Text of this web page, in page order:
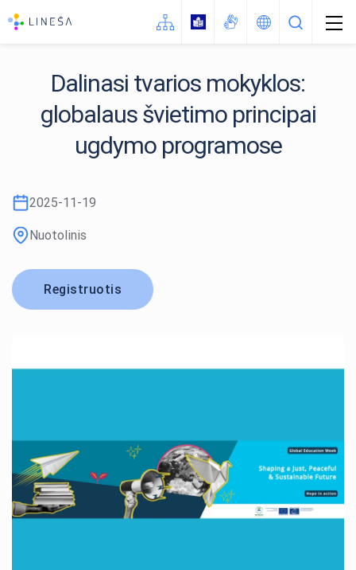
Naujienos
Apie LINEŠA
Kontaktai
Olimpiados
Konkursai
DofE
Projektai
Stovyklos ir edukacijos
Dalinasi tvarios mokyklos:
globalaus švietimo principai
ugdymo programose
2025-11-19
Nuotolinis
Registruotis